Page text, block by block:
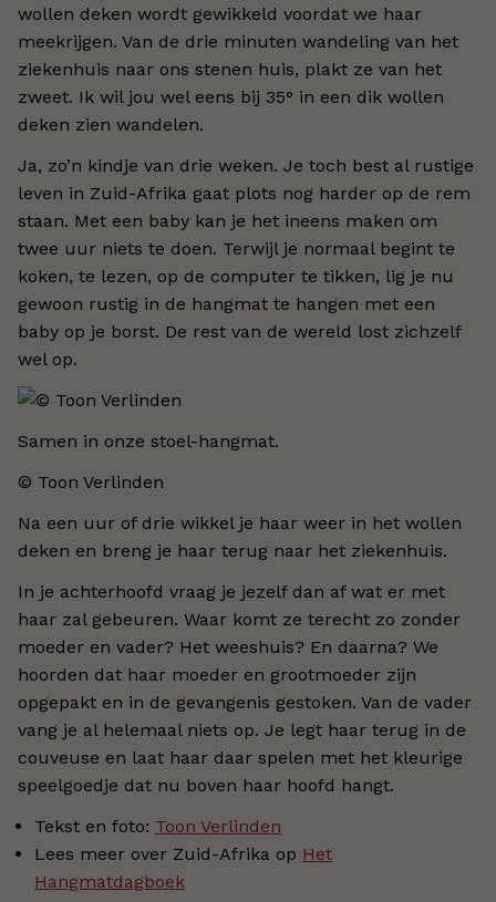
wollen deken wordt gewikkeld voordat we haar
meekrijgen. Van de drie minuten wandeling van het
ziekenhuis naar ons stenen huis, plakt ze van het
zweet. Ik wil jou wel eens bij 35° in een dik wollen
deken zien wandelen.
Ja, zo’n kindje van drie weken. Je toch best al rustige
leven in Zuid-Afrika gaat plots nog harder op de rem
staan. Met een baby kan je het ineens maken om
twee uur niets te doen. Terwijl je normaal begint te
koken, te lezen, op de computer te tikken, lig je nu
gewoon rustig in de hangmat te hangen met een
baby op je borst. De rest van de wereld lost zichzelf
wel op.
Samen in onze stoel-hangmat.
© Toon Verlinden
Na een uur of drie wikkel je haar weer in het wollen
deken en breng je haar terug naar het ziekenhuis.
In je achterhoofd vraag je jezelf dan af wat er met
haar zal gebeuren. Waar komt ze terecht zo zonder
moeder en vader? Het weeshuis? En daarna? We
hoorden dat haar moeder en grootmoeder zijn
opgepakt en in de gevangenis gestoken. Van de vader
vang je al helemaal niets op. Je legt haar terug in de
couveuse en laat haar daar spelen met het kleurige
speelgoedje dat nu boven haar hoofd hangt.
Tekst en foto: Toon Verlinden
Lees meer over Zuid-Afrika op Het
Hangmatdagboek